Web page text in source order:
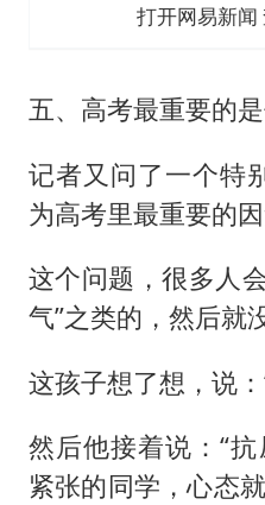
打开网易新闻
五、高考最重要的
记者又问了一个特
为高考里最重要的
这个问题，很多人
气”之类的，然后就
这孩子想了想，说
然后他接着说：“
紧张的同学，心态